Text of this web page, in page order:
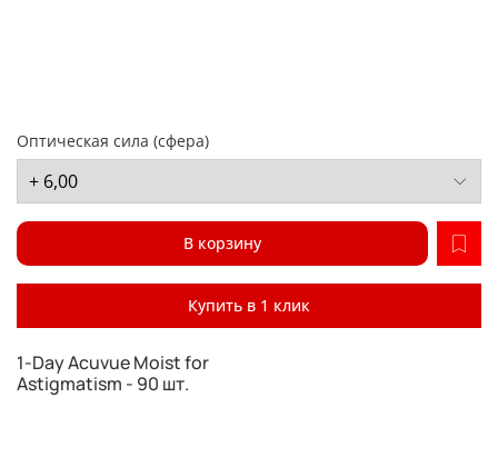
1-Day Acuvue Moist for
Astigmatism - 90 шт.
В корзину
Купить в 1 клик
Оптическая сила (сфера)